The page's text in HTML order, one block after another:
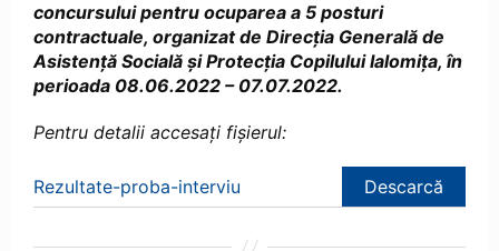
concursului pentru ocuparea a 5 posturi
contractuale, organizat de Direcția Generală de
Asistență Socială și Protecția Copilului Ialomița, în
perioada 08.06.2022 – 07.07.2022.
Pentru detalii accesați fișierul:
Rezultate-proba-interviu Descarcă